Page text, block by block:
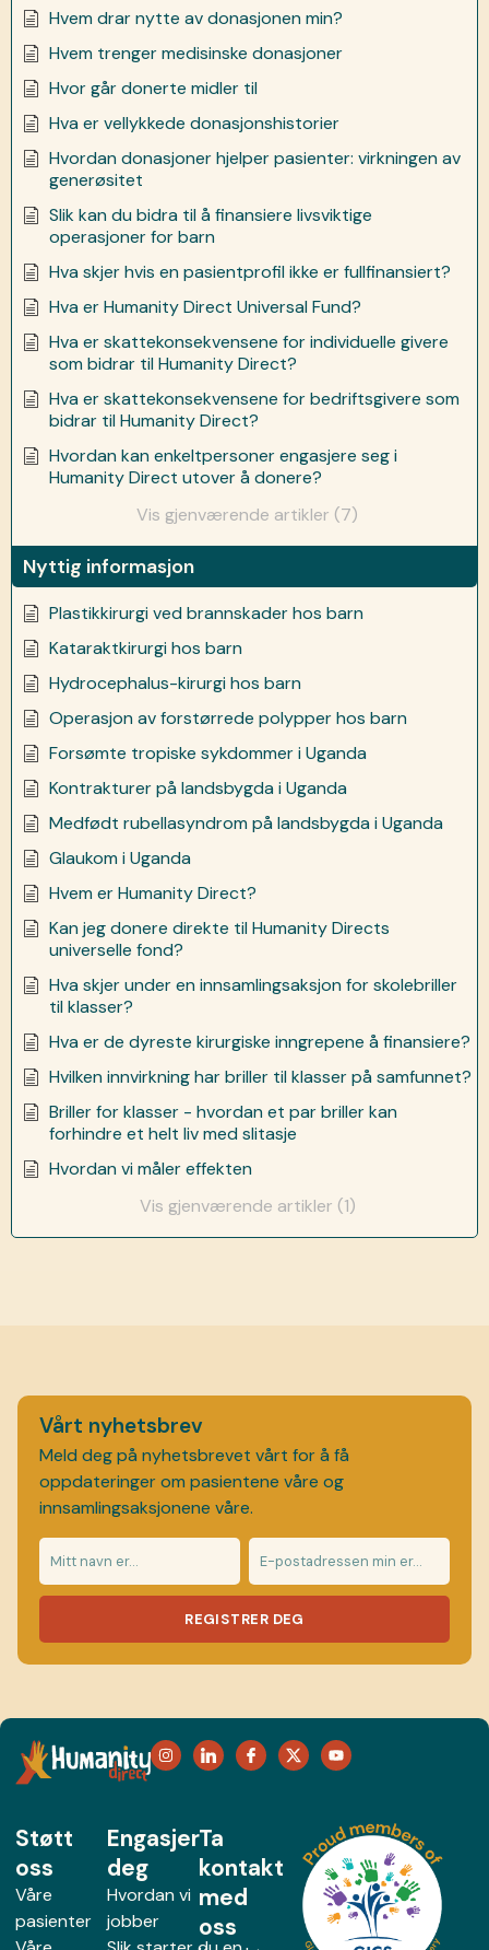
Hvem drar nytte av donasjonen min?
Hvem trenger medisinske donasjoner
Hvor går donerte midler til
Hva er vellykkede donasjonshistorier
Hvordan donasjoner hjelper pasienter: virkningen av
generøsitet
Slik kan du bidra til å finansiere livsviktige
operasjoner for barn
Hva skjer hvis en pasientprofil ikke er fullfinansiert?
Hva er Humanity Direct Universal Fund?
Hva er skattekonsekvensene for individuelle givere
som bidrar til Humanity Direct?
Hva er skattekonsekvensene for bedriftsgivere som
bidrar til Humanity Direct?
Hvordan kan enkeltpersoner engasjere seg i
Humanity Direct utover å donere?
Vis gjenværende artikler (7)
Nyttig informasjon
Plastikkirurgi ved brannskader hos barn
Kataraktkirurgi hos barn
Hydrocephalus-kirurgi hos barn
Operasjon av forstørrede polypper hos barn
Forsømte tropiske sykdommer i Uganda
Kontrakturer på landsbygda i Uganda
Medfødt rubellasyndrom på landsbygda i Uganda
Glaukom i Uganda
Hvem er Humanity Direct?
Kan jeg donere direkte til Humanity Directs
universelle fond?
Hva skjer under en innsamlingsaksjon for skolebriller
til klasser?
Hva er de dyreste kirurgiske inngrepene å finansiere?
Hvilken innvirkning har briller til klasser på samfunnet?
Briller for klasser - hvordan et par briller kan
forhindre et helt liv med slitasje
Hvordan vi måler effekten
Vis gjenværende artikler (1)
Vårt nyhetsbrev
Meld deg på nyhetsbrevet vårt for å få
oppdateringer om pasientene våre og
innsamlingsaksjonene våre.
REGISTRER DEG
Støtt
oss
Våre
pasienter
Engasjer
deg
Hvordan vi
jobber
Ta
kontakt
med
oss